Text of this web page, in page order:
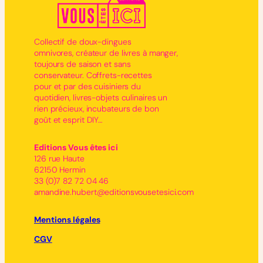
Collectif de doux-dingues
omnivores, créateur de livres à manger,
toujours de saison et sans
conservateur. Coffrets-recettes
pour et par des cuisiniers du
quotidien, livres-objets culinaires un
rien précieux, incubateurs de bon
goût et esprit DIY…
Editions Vous êtes ici
126 rue Haute
62150 Hermin
33 (0)7 82 72 04 46
amandine.hubert@editionsvousetesici.com
Mentions légales
CGV